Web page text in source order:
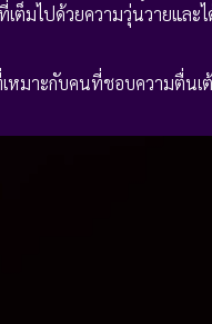
มไปด้วยความวุ่นวายและ
มาะกับคนที่ชอบความตื่น